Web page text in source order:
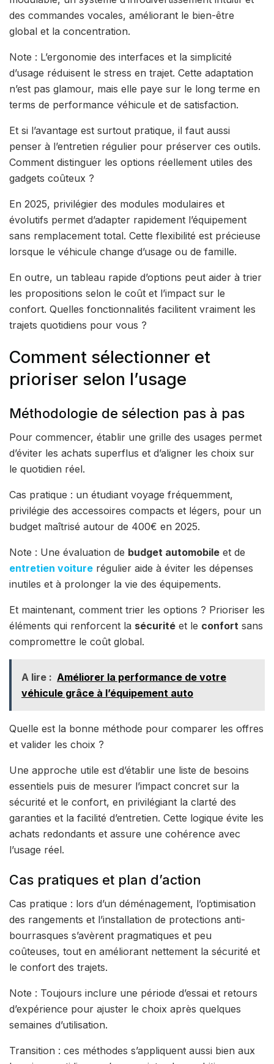
des commandes vocales, améliorant le bien-être
global et la concentration.
Note : L’ergonomie des interfaces et la simplicité
d’usage réduisent le stress en trajet. Cette adaptation
n’est pas glamour, mais elle paye sur le long terme en
terms de performance véhicule et de satisfaction.
Et si l’avantage est surtout pratique, il faut aussi
penser à l’entretien régulier pour préserver ces outils.
Comment distinguer les options réellement utiles des
gadgets coûteux ?
En 2025, privilégier des modules modulaires et
évolutifs permet d’adapter rapidement l’équipement
sans remplacement total. Cette flexibilité est précieuse
lorsque le véhicule change d’usage ou de famille.
En outre, un tableau rapide d’options peut aider à trier
les propositions selon le coût et l’impact sur le
confort. Quelles fonctionnalités facilitent vraiment les
trajets quotidiens pour vous ?
Comment sélectionner et
prioriser selon l’usage
Méthodologie de sélection pas à pas
Pour commencer, établir une grille des usages permet
d’éviter les achats superflus et d’aligner les choix sur
le quotidien réel.
Cas pratique : un étudiant voyage fréquemment,
privilégie des accessoires compacts et légers, pour un
budget maîtrisé autour de 400€ en 2025.
Note : Une évaluation de budget automobile et de
entretien voiture régulier aide à éviter les dépenses
inutiles et à prolonger la vie des équipements.
Et maintenant, comment trier les options ? Prioriser les
éléments qui renforcent la sécurité et le confort sans
compromettre le coût global.
A lire : Améliorer la performance de votre
véhicule grâce à l’équipement auto
Quelle est la bonne méthode pour comparer les offres
et valider les choix ?
Une approche utile est d’établir une liste de besoins
essentiels puis de mesurer l’impact concret sur la
sécurité et le confort, en privilégiant la clarté des
garanties et la facilité d’entretien. Cette logique évite les
achats redondants et assure une cohérence avec
l’usage réel.
Cas pratiques et plan d’action
Cas pratique : lors d’un déménagement, l’optimisation
des rangements et l’installation de protections anti-
bourrasques s’avèrent pragmatiques et peu
coûteuses, tout en améliorant nettement la sécurité et
le confort des trajets.
Note : Toujours inclure une période d’essai et retours
d’expérience pour ajuster le choix après quelques
semaines d’utilisation.
Transition : ces méthodes s’appliquent aussi bien aux